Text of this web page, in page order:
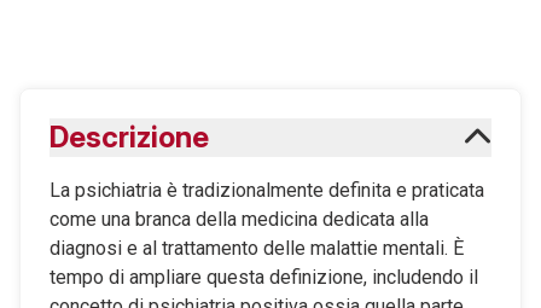
Maggiori informazioni sugli eBook
Descrizione
La psichiatria è tradizionalmente definita e praticata
come una branca della medicina dedicata alla
diagnosi e al trattamento delle malattie mentali. È
tempo di ampliare questa definizione, includendo il